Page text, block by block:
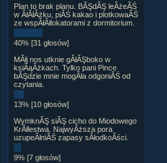
Plan to brak planu. BĂŞdĂŞ leÂżeĂŚ
w ÂłĂłÂżku, piĂŚ kakao i plotkowaĂŚ
ze wspĂłÂłlokatorami z dormitorium.
40% [31 głosów]
MĂłj nos utknie gÂłĂŞboko w
ksiÂąÂżkach. Tylko pani Pince
bĂŞdzie mnie mogÂła odgoniĂŚ od
czytania.
13% [10 głosów]
WymknĂŞ siĂŞ cicho do Miodowego
KrĂłlestwa. NajwyÂższa pora
uzupeÂłniĂŚ zapasy sÂłodkoÂści.
9% [7 głosów]